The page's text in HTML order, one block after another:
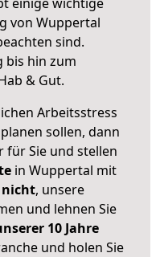
von Wuppertal
sind.
bis hin zum
& Gut.
Arbeitsstress
sollen, dann
für Sie und stellen
in Wuppertal mit
nicht, unsere
und lehnen Sie
10 Jahre
und holen Sie